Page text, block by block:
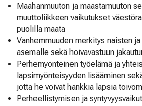
Maahanmuuton ja maastamuuton
muuttoliikkeen vaikutukset
puolilla maata
Vanhemmuuden merkitys naisten
asemalle sekä hoivavastuun
Perhemyönteinen työelämä ja
lapsimyönteisyyden lisääminen
jotta he voivat hankkia lapsia
Perheellistymisen ja